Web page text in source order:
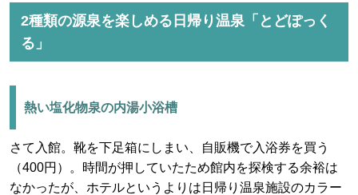
2種類の源泉を楽しめる日帰り温泉「とどぽっく
る」
熱い塩化物泉の内湯小浴槽
さて入館。靴を下足箱にしまい、自販機で入浴券を買う
（400円）。時間が押していたため館内を探検する余裕は
なかったが、ホテルというよりは日帰り温泉施設のカラー